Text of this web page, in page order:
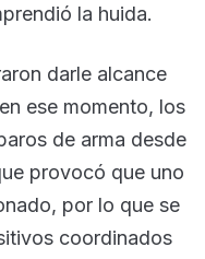
la huida.
darle alcance
ese momento, los
de arma desde
provocó que uno
por lo que se
coordinados